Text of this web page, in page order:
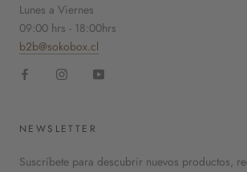
Lunes a Viernes
09:00 hrs - 18:00hrs
b2b@sokobox.cl
NEWSLETTER
Suscríbete para descubrir nuevos productos,